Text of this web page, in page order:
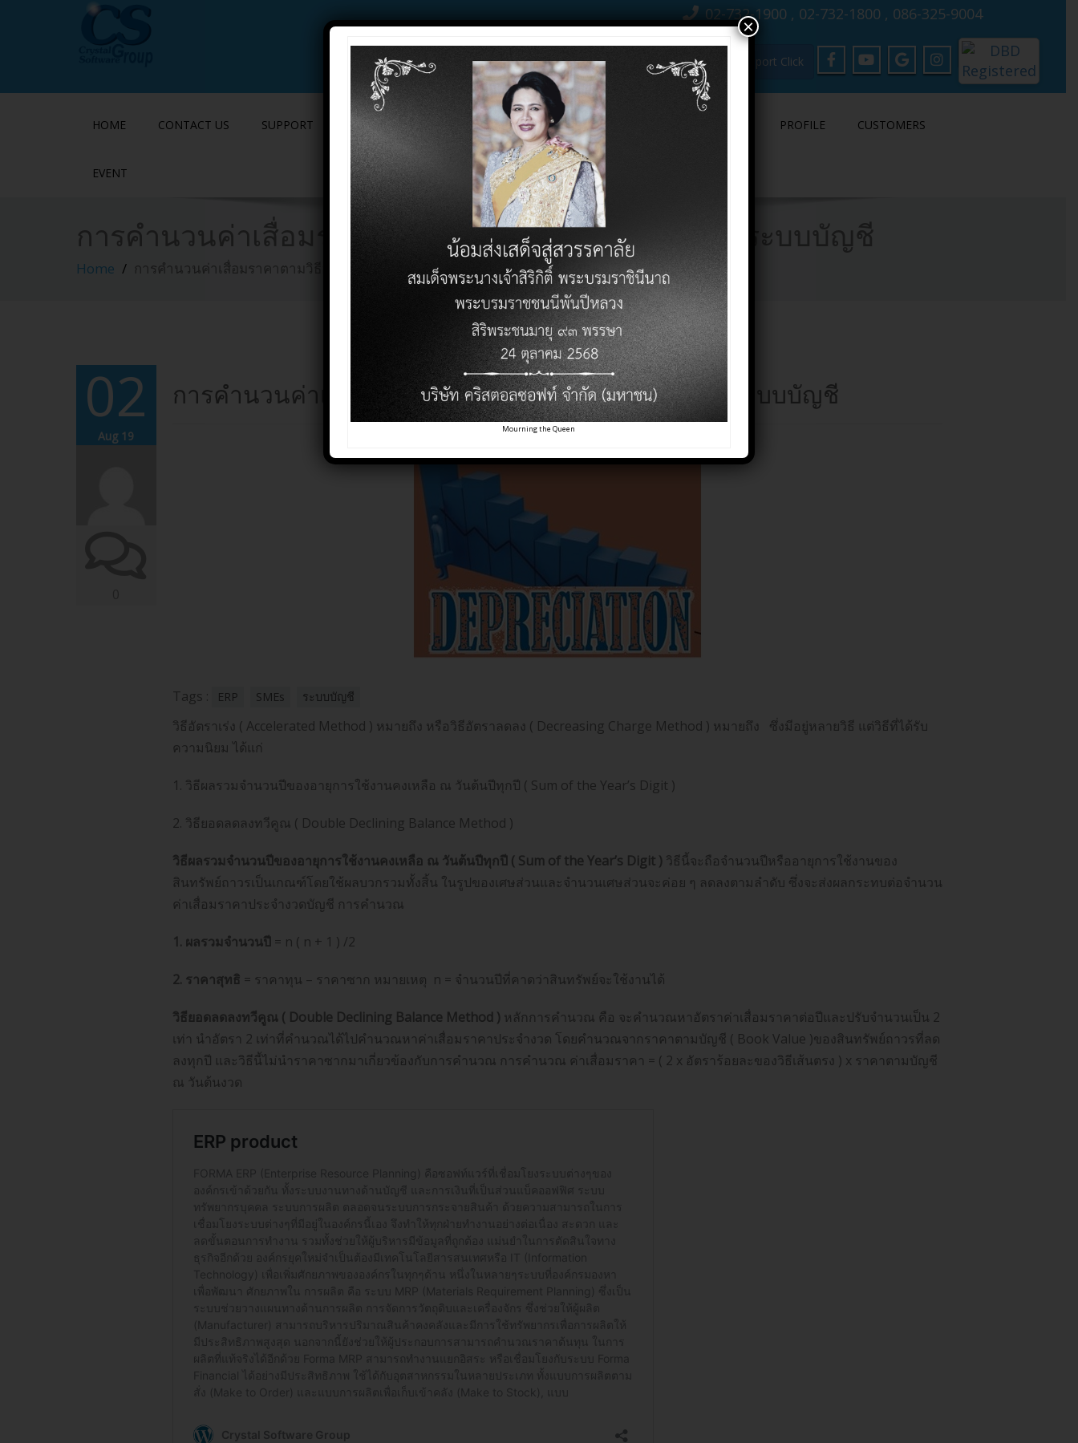
02-732-1900 , 02-732-1800 , 086-325-9004
Contact Click Support Click
HOME CONTACT US SUPPORT PRODUCTS PRICE LIST KNOWLEDGE VARIETY PROFILE CUSTOMERS
EVENT
การคำนวนค่าเสื่อมราคาตามวิธีอัตราเร่งที่เกี่ยวข้องกับระบบบัญชี
Home การคำนวนค่าเสื่อมราคาตามวิธีอัตราเร่งที่เกี่ยวข้องกับระบบบัญชี
02
Aug 19
การคำนวนค่าเสื่อมราคาตามวิธีอัตราเร่งที่เกี่ยวข้องกับระบบบัญชี
Tags : ERP SMEs ระบบบัญชี
วิธีอัตราเร่ง ( Accelerated Method ) หมายถึง หรือวิธีอัตราลดลง ( Decreasing Charge Method ) หมายถึง
ซึ่งมีอยู่หลายวิธี แต่วิธีที่ได้รับ
ความนิยม ได้แก่
1. วิธีผลรวมจำนวนปีของอายุการใช้งานคงเหลือ ณ วันต้นปีทุกปี ( Sum of the Year’s Digit )
2. วิธียอดลดลงทวีคูณ ( Double Declining Balance Method )
วิธีผลรวมจำนวนปีของอายุการใช้งานคงเหลือ ณ วันต้นปีทุกปี ( Sum of the Year’s Digit ) วิธีนี้จะถือจำนวนปีหรืออายุการใช้งานของ
สินทรัพย์ถาวรเป็นเกณฑ์โดยใช้ผลบวกรวมทั้งสิ้น ในรูปของเศษส่วนและจำนวนเศษส่วนจะค่อย ๆ ลดลงตามลำดับ ซึ่งจะส่งผลกระทบต่อจำนวน
ค่าเสื่อมราคาประจำงวดบัญชี การคำนวณ
1. ผลรวมจำนวนปี= n ( n + 1 ) /2
2. ราคาสุทธิ = ราคาทุน – ราคาซาก หมายเหตุ n = จำนวนปีที่คาดว่าสินทรัพย์จะใช้งานได้
วิธียอดลดลงทวีคูณ ( Double Declining Balance Method ) หลักการคำนวณ คือ จะคำนวณหาอัตราค่าเสื่อมราคาต่อปีและปรับจำนวนเป็น 2
เท่า นำอัตรา 2 เท่าที่คำนวณได้ไปคำนวณหาค่าเสื่อมราคาประจำงวด โดยคำนวณจากราคาตามบัญชี ( Book Value )ของสินทรัพย์ถาวรที่ลด
ลงทุกปี และวิธีนี้ไม่นำราคาซากมาเกี่ยวข้องกับการคำนวณ การคำนวณ ค่าเสื่อมราคา = ( 2 x อัตราร้อยละของวิธีเส้นตรง ) x ราคาตามบัญชี
ณ วันต้นงวด
Mourning the Queen
×